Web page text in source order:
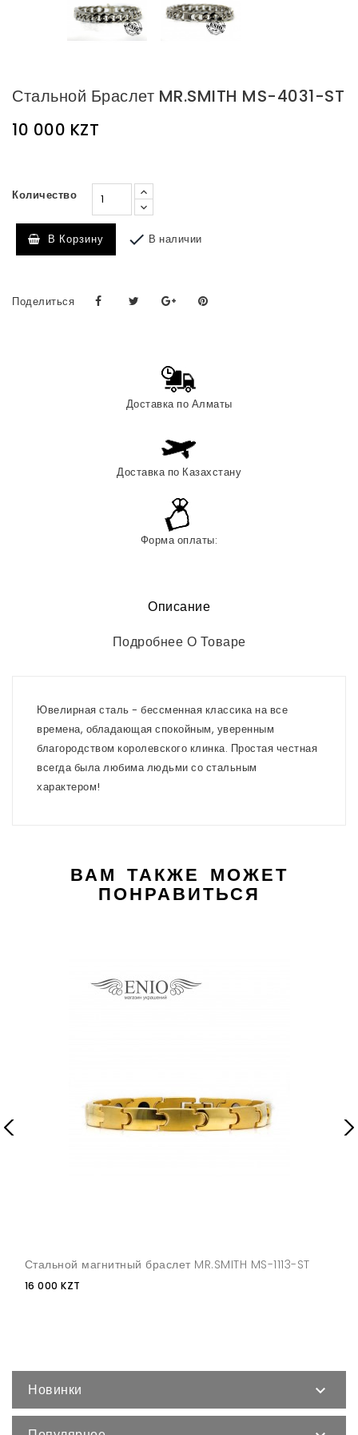
Стальной Браслет MR.SMITH MS-4031-ST
10 000 KZT
Количество
В Корзину  В наличии
Поделиться
Доставка по Алматы
Доставка по Казахстану
Форма оплаты:
Описание
Подробнее О Товаре
Ювелирная сталь - бессменная классика на все
времена, обладающая спокойным, уверенным
благородством королевского клинка. Простая честная
всегда была любима людьми со стальным
характером!
ВАМ ТАКЖЕ МОЖЕТ
ПОНРАВИТЬСЯ
Стальной магнитный браслет MR.SMITH MS-1113-ST
16 000 KZT
Новинки 